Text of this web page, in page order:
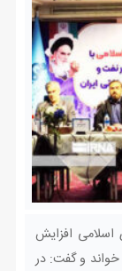
افزایش
و گفت: در